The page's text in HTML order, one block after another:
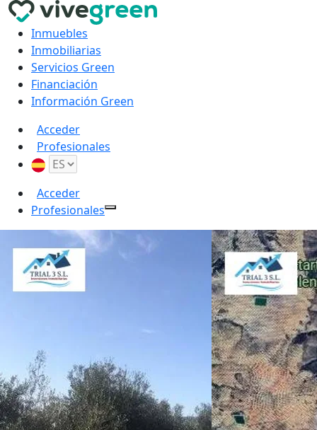
Inmuebles
Inmobiliarias
Servicios Green
Financiación
Información Green
Acceder
Profesionales
Acceder
Profesionales